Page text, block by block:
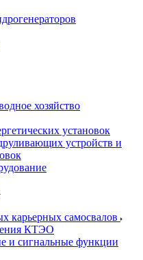
хозяйство
установок
устройств и
карьерных самосвалов
КТЭО
и сигнальные функции